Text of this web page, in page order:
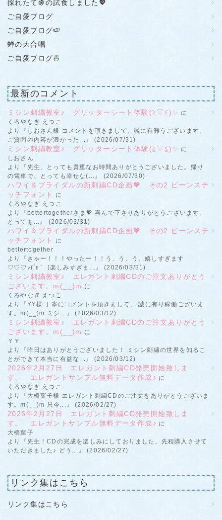
採れたて🍇の試食しました💖
ご自愛ブログ
ご自愛ブログ🍉
蝉の大合唱
ご自愛ブログ🍜
最新のコメント
ミシン刺繍教室♪ グリッターシート体験(≧▽≦)✨ に
くろやなぎ えつこ
より『しおさん様 コメントを頂きまして、誠に有難うございます。
ご質問の内容が濃かった...』 (2026/07/31)
ミシン刺繍教室♪ グリッターシート体験(≧▽≦)✨ に
しおさん
より『先生、とっても貴重なお時間ありがとうございました。帰り
の電車で、とっても幸せな(...』 (2026/07/30)
ハワイ＆ブライダルの新刺繍CD企画💖 その2 ビーンステ
ッチフォント
に
くろやなぎ えつこ
より『bettertogetherさま💖 喜んで下さりありがとうございます。
とっても...』 (2026/03/31)
ハワイ＆ブライダルの新刺繍CD企画💖 その2 ビーンステ
ッチフォント
に
bettertogether
より『きゃー！！！やったー！！う、う、う、嬉しすぎます
♡♡♡♪(´ε｀ )楽しみすぎま...』 (2026/03/31)
ミシン刺繍教室♪ エレガント刺繍CDのご注文ありがとう
ございます。m(__)m に
くろやなぎ えつこ
より『YY様 丁寧にコメントを頂きまして、 誠に有り稼働ございま
す。m(__)m ミシ...』 (2026/03/12)
ミシン刺繍教室♪ エレガント刺繍CDのご注文ありがとう
ございます。m(__)m に
ＹＹ
より『昨日はありがとうございました！ ミシン刺繍の世界を知るこ
とができて本当に有益な...』 (2026/03/12)
2026年2月27日 エレガント刺繍CD発売開始致しま
す。 エレガントサンプル無料データ作成♪ に
くろやなぎ えつこ
より『大橋葉子様 エレガント刺繍CDのご注文をありがとうございま
す。m(__)m 只今...』 (2026/02/27)
2026年2月27日 エレガント刺繍CD発売開始致しま
す。 エレガントサンプル無料データ作成♪ に
大橋葉子
より『先生！CDの完成を楽しみにしておりました。先程購入させて
いただきました♪ どう...』 (2026/02/27)
リンク集はこちら
リンク集はこちら